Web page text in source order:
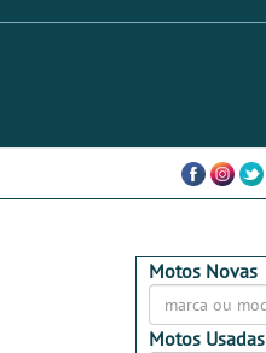
Motos Novas
Motos Usadas